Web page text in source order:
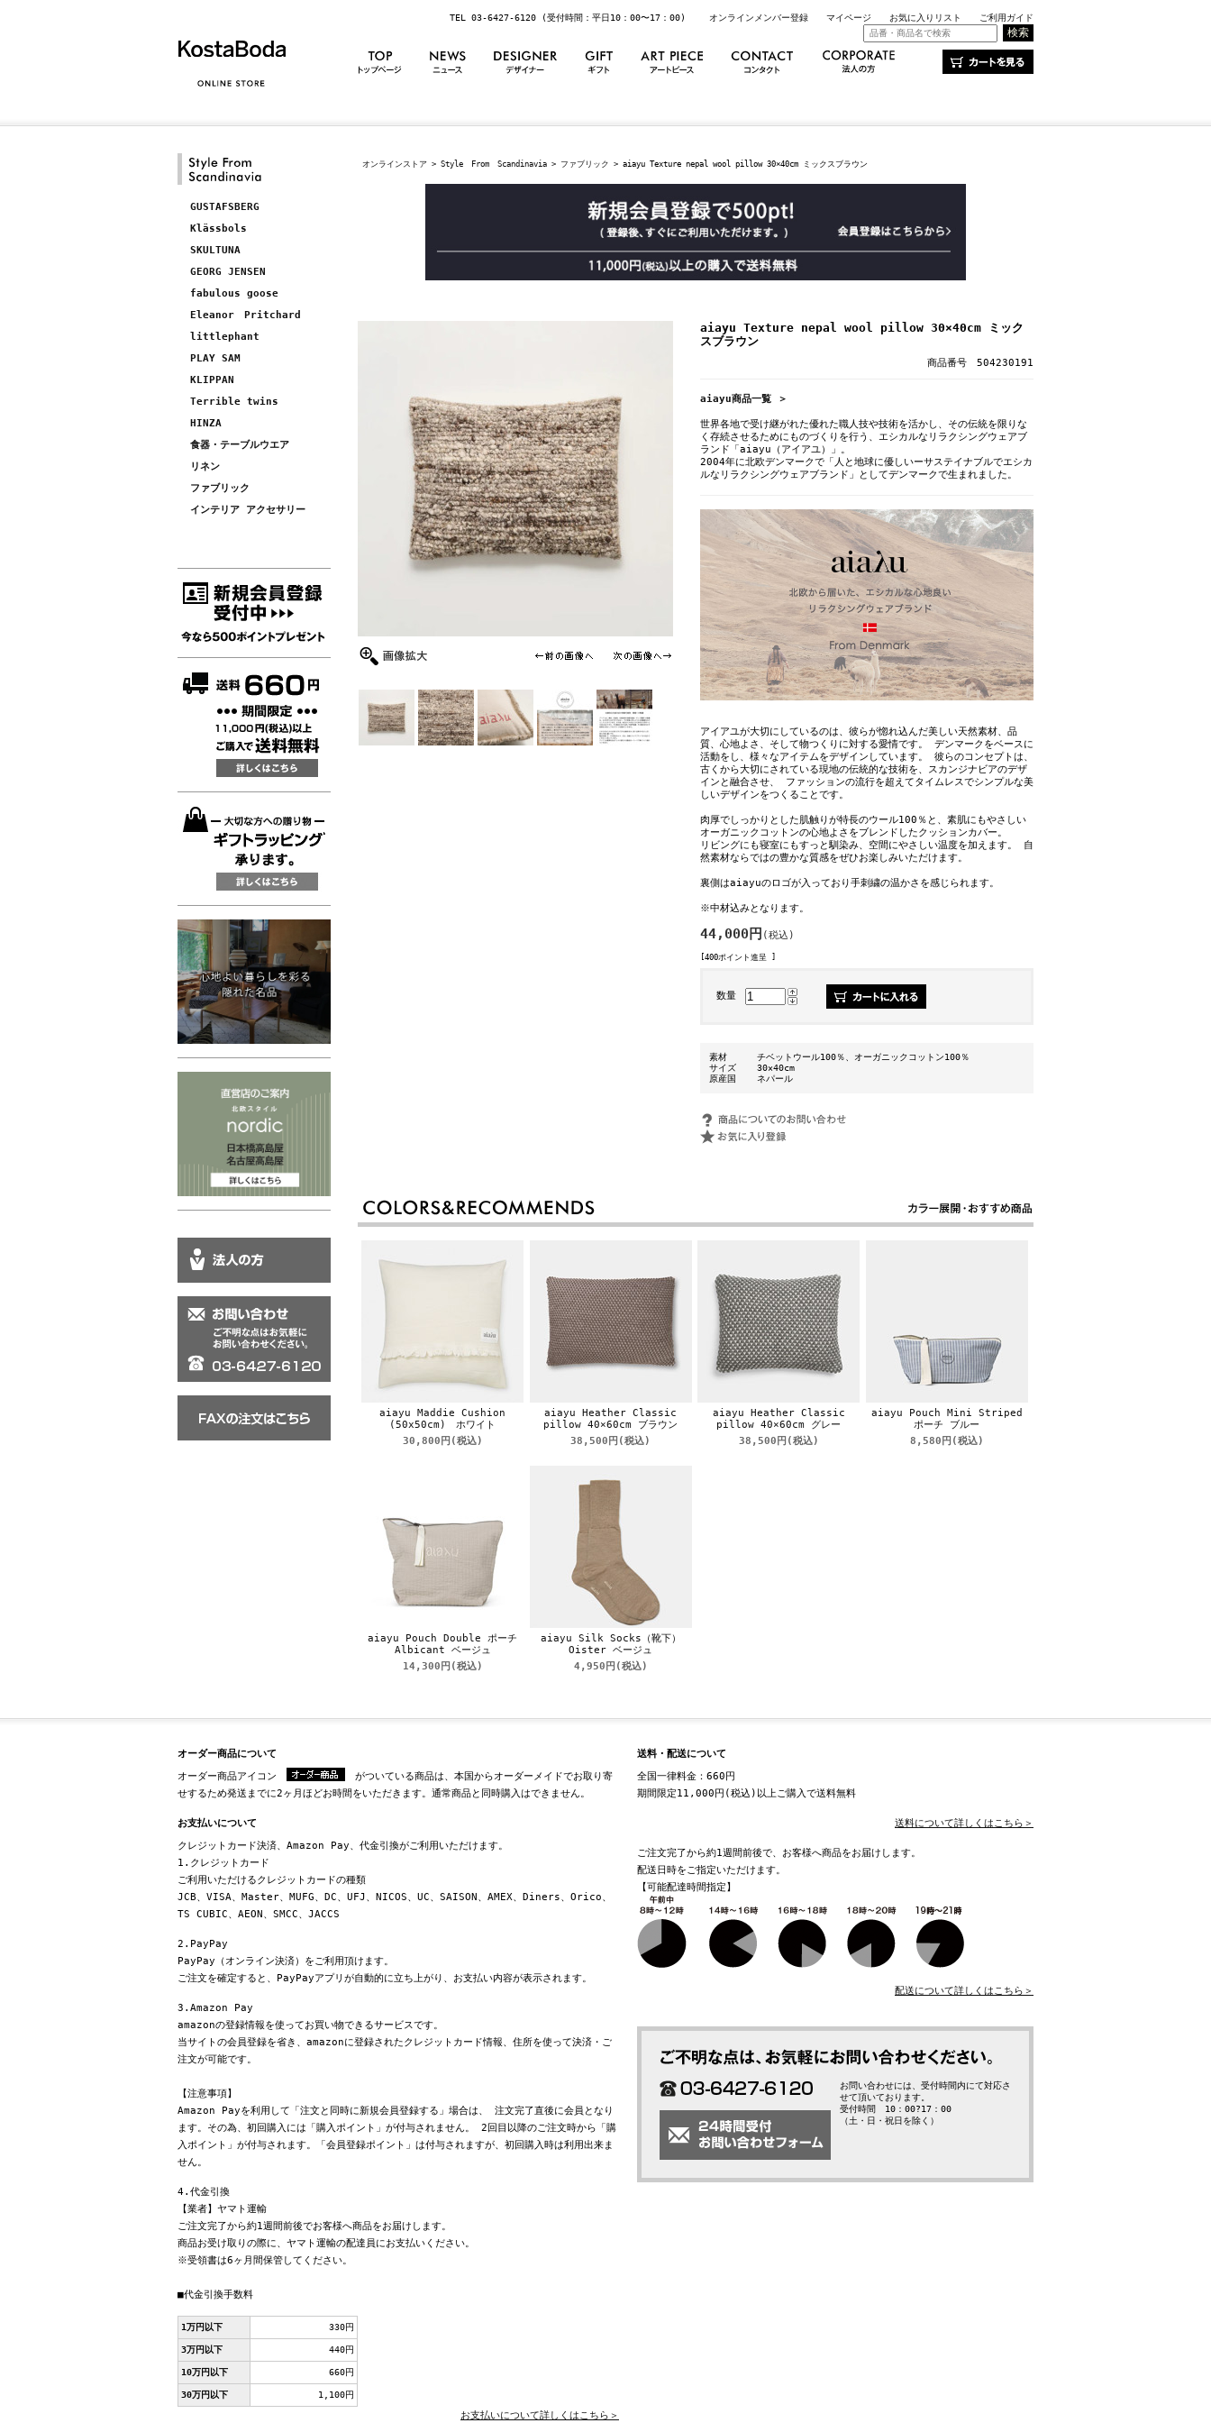
TEL 03-6427-6120 (受付時間：平日10：00〜17：00) オンラインメンバー登録 マイページ お気に入りリスト ご利用ガイド
GUSTAFSBERG
Klässbols
SKULTUNA
GEORG JENSEN
fabulous goose
Eleanor Pritchard
littlephant
PLAY SAM
KLIPPAN
Terrible twins
HINZA
食器・テーブルウエア
リネン
ファブリック
インテリア アクセサリー
オンラインストア > Style From Scandinavia > ファブリック > aiayu Texture nepal wool pillow 30×40cm ミックスブラウン
aiayu Texture nepal wool pillow 30×40cm ミック
スブラウン
商品番号 504230191
aiayu商品一覧 ＞
世界各地で受け継がれた優れた職人技や技術を活かし、その伝統を限りな
く存続させるためにものづくりを行う、エシカルなリラクシングウェアブ
ランド「aiayu（アイアユ）」。
2004年に北欧デンマークで「人と地球に優しいーサステイナブルでエシカ
ルなリラクシングウェアブランド」としてデンマークで生まれました。
アイアユが大切にしているのは、彼らが惚れ込んだ美しい天然素材、品
質、心地よさ、そして物つくりに対する愛情です。 デンマークをベースに
活動をし、様々なアイテムをデザインしています。 彼らのコンセプトは、
古くから大切にされている現地の伝統的な技術を、スカンジナビアのデザ
インと融合させ、 ファッションの流行を超えてタイムレスでシンプルな美
しいデザインをつくることです。
肉厚でしっかりとした肌触りが特長のウール100％と、素肌にもやさしい
オーガニックコットンの心地よさをブレンドしたクッションカバー。
リビングにも寝室にもすっと馴染み、空間にやさしい温度を加えます。 自
然素材ならではの豊かな質感をぜひお楽しみいただけます。
裏側はaiayuのロゴが入っており手刺繍の温かさを感じられます。
※中材込みとなります。
44,000円 (税込)
[400ポイント進呈 ]
数量
素材
チベットウール100％、オーガニックコットン100％
サイズ
30×40cm
原産国
ネパール
aiayu Maddie Cushion
(50x50cm) ホワイト
30,800円 (税込)
aiayu Heather Classic
pillow 40×60cm ブラウン
38,500円 (税込)
aiayu Heather Classic
pillow 40×60cm グレー
38,500円 (税込)
aiayu Pouch Mini Striped
ポーチ ブルー
8,580円 (税込)
aiayu Pouch Double ポーチ
Albicant ベージュ
14,300円 (税込)
aiayu Silk Socks（靴下）
Oister ベージュ
4,950円 (税込)
オーダー商品について
オーダー商品アイコン
がついている商品は、本国からオーダーメイドでお取り寄
せするため発送までに2ヶ月ほどお時間をいただきます。通常商品と同時購入はできません。
お支払いについて
クレジットカード決済、Amazon Pay、代金引換がご利用いただけます。
1.クレジットカード
ご利用いただけるクレジットカードの種類
JCB、VISA、Master、MUFG、DC、UFJ、NICOS、UC、SAISON、AMEX、Diners、Orico、
TS CUBIC、AEON、SMCC、JACCS
2.PayPay
PayPay（オンライン決済）をご利用頂けます。
ご注文を確定すると、PayPayアプリが自動的に立ち上がり、お支払い内容が表示されます。
3.Amazon Pay
amazonの登録情報を使ってお買い物できるサービスです。
当サイトの会員登録を省き、amazonに登録されたクレジットカード情報、住所を使って決済・ご
注文が可能です。
【注意事項】
Amazon Payを利用して「注文と同時に新規会員登録する」場合は、 注文完了直後に会員となり
ます。その為、初回購入には「購入ポイント」が付与されません。 2回目以降のご注文時から「購
入ポイント」が付与されます。「会員登録ポイント」は付与されますが、初回購入時は利用出来ま
せん。
4.代金引換
【業者】ヤマト運輸
ご注文完了から約1週間前後でお客様へ商品をお届けします。
商品お受け取りの際に、ヤマト運輸の配達員にお支払いください。
※受領書は6ヶ月間保管してください。
■代金引換手数料
1万円以下 330円
3万円以下 440円
10万円以下 660円
30万円以下 1,100円
お支払いについて詳しくはこちら＞
送料・配送について
全国一律料金：660円
期間限定11,000円(税込)以上ご購入で送料無料
送料について詳しくはこちら＞
ご注文完了から約1週間前後で、お客様へ商品をお届けします。
配送日時をご指定いただけます。
【可能配達時間指定】
配送について詳しくはこちら＞
お問い合わせには、受付時間内にて対応さ
せて頂いております。
受付時間 10：00?17：00
（土・日・祝日を除く）